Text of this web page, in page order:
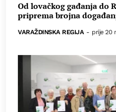
Od lovačkog gađanja do
priprema brojna
VARAŽDINSKA REGIJA - prije 20